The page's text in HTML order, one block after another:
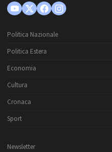
Politica Nazionale
Politica Estera
Economia
Cultura
Cronaca
Sport
Newsletter